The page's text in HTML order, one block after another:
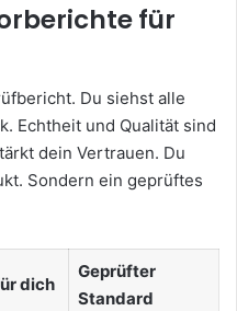
für
Du siehst alle
Echtheit und Qualität sind
dein Vertrauen. Du
Sondern ein geprüftes
dich
Geprüfter
Standard